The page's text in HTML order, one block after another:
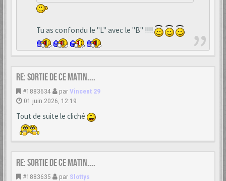
Tu as confondu le "L" avec le "B" !!!!
Re: Sortie de ce matin....
#1883634 parVincent 29
01 juin 2026, 12:19
Tout de suite le cliché
Re: Sortie de ce matin....
#1883635 par Slottys